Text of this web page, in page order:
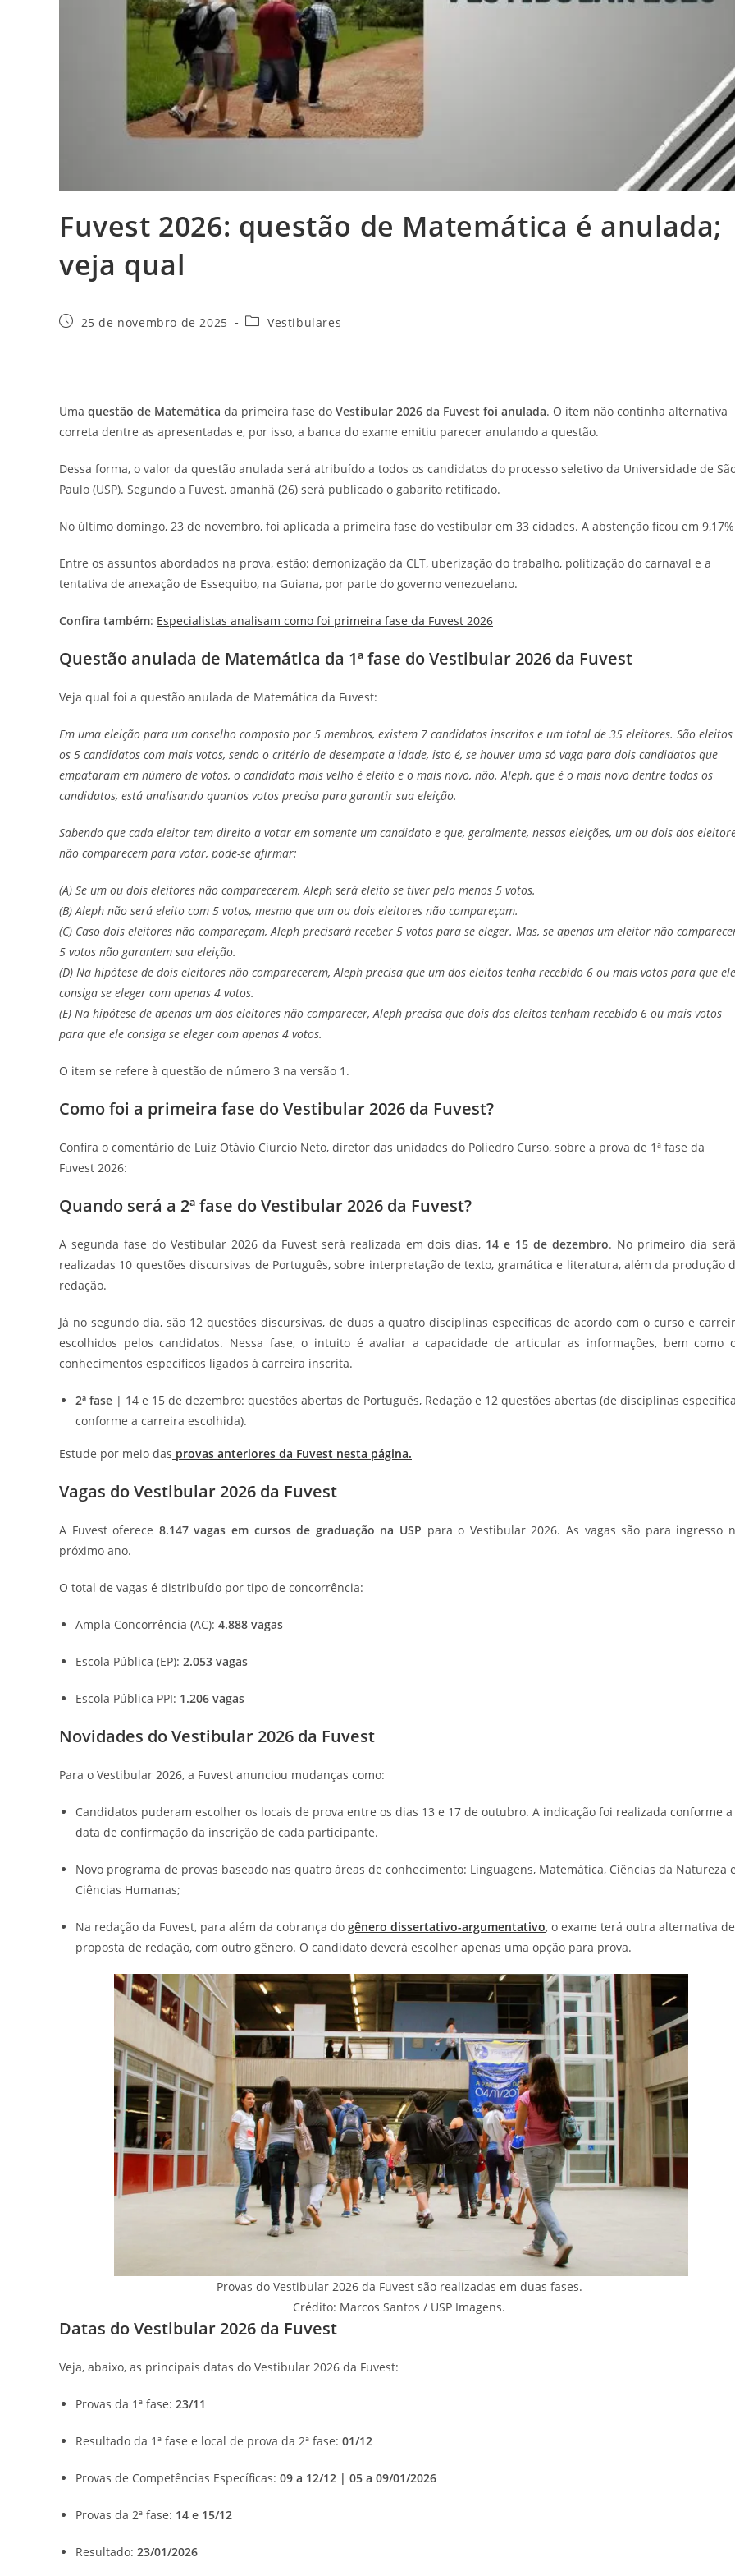
Fuvest 2026: questão de Matemática é anulada;
veja qual
Post25 de novembro de 2025
Categoria
Vestibulares
Uma questão de Matemática da primeira fase do Vestibular 2026 da Fuvest foi anulada. O item não continha alternativa
correta dentre as apresentadas e, por isso, a banca do exame emitiu parecer anulando a questão.
Dessa forma, o valor da questão anulada será atribuído a todos os candidatos do processo seletivo da Universidade de
Paulo (USP). Segundo a Fuvest, amanhã (26) será publicado o gabarito retificado.
No último domingo, 23 de novembro, foi aplicada a primeira fase do vestibular em 33 cidades. A abstenção ficou em
Entre os assuntos abordados na prova, estão: demonização da CLT, uberização do trabalho, politização do carnaval e a
tentativa de anexação de Essequibo, na Guiana, por parte do governo venezuelano.
Confira também: Especialistas analisam como foi primeira fase da Fuvest 2026
Questão anulada de Matemática da 1ª fase do Vestibular 2026 da Fuvest
Veja qual foi a questão anulada de Matemática da Fuvest:
Em uma eleição para um conselho composto por 5 membros, existem 7 candidatos inscritos e um total de 35 eleitores. São eleitos
os 5 candidatos com mais votos, sendo o critério de desempate a idade, isto é, se houver uma só vaga para dois candidatos que
empataram em número de votos, o candidato mais velho é eleito e o mais novo, não. Aleph, que é o mais novo dentre todos os
candidatos, está analisando quantos votos precisa para garantir sua eleição.
Sabendo que cada eleitor tem direito a votar em somente um candidato e que, geralmente, nessas eleições, um ou dois dos
não comparecem para votar, pode-se afirmar:
(A) Se um ou dois eleitores não comparecerem, Aleph será eleito se tiver pelo menos 5 votos.
(B) Aleph não será eleito com 5 votos, mesmo que um ou dois eleitores não compareçam.
(C) Caso dois eleitores não compareçam, Aleph precisará receber 5 votos para se eleger. Mas, se apenas um eleitor não
5 votos não garantem sua eleição.
(D) Na hipótese de dois eleitores não comparecerem, Aleph precisa que um dos eleitos tenha recebido 6 ou mais votos para que ele
consiga se eleger com apenas 4 votos.
(E) Na hipótese de apenas um dos eleitores não comparecer, Aleph precisa que dois dos eleitos tenham recebido 6 ou mais votos
para que ele consiga se eleger com apenas 4 votos.
O item se refere à questão de número 3 na versão 1.
Como foi a primeira fase do Vestibular 2026 da Fuvest?
Confira o comentário de Luiz Otávio Ciurcio Neto, diretor das unidades do Poliedro Curso, sobre a prova de 1ª fase da
Fuvest 2026:
Quando será a 2ª fase do Vestibular 2026 da Fuvest?
A segunda fase do Vestibular 2026 da Fuvest será realizada em dois dias, 14 e 15 de dezembro. No primeiro dia
realizadas 10 questões discursivas de Português, sobre interpretação de texto, gramática e literatura, além da produção
redação.
Já no segundo dia, são 12 questões discursivas, de duas a quatro disciplinas específicas de acordo com o curso e
escolhidos pelos candidatos. Nessa fase, o intuito é avaliar a capacidade de articular as informações, bem como
conhecimentos específicos ligados à carreira inscrita.
2ª fase | 14 e 15 de dezembro: questões abertas de Português, Redação e 12 questões abertas (de disciplinas
conforme a carreira escolhida).
Estude por meio das provas anteriores da Fuvest nesta página.
Vagas do Vestibular 2026 da Fuvest
A Fuvest oferece 8.147 vagas em cursos de graduação na USP para o Vestibular 2026. As vagas são para ingresso
próximo ano.
O total de vagas é distribuído por tipo de concorrência:
Ampla Concorrência (AC): 4.888 vagas
Escola Pública (EP): 2.053 vagas
Escola Pública PPI: 1.206 vagas
Novidades do Vestibular 2026 da Fuvest
Para o Vestibular 2026, a Fuvest anunciou mudanças como:
Candidatos puderam escolher os locais de prova entre os dias 13 e 17 de outubro. A indicação foi realizada conforme a
data de confirmação da inscrição de cada participante.
Novo programa de provas baseado nas quatro áreas de conhecimento: Linguagens, Matemática, Ciências da Natureza
Ciências Humanas;
Na redação da Fuvest, para além da cobrança do gênero dissertativo-argumentativo, o exame terá outra alternativa de
proposta de redação, com outro gênero. O candidato deverá escolher apenas uma opção para prova.
Provas do Vestibular 2026 da Fuvest são realizadas em duas fases.
Crédito: Marcos Santos / USP Imagens.
Datas do Vestibular 2026 da Fuvest
Veja, abaixo, as principais datas do Vestibular 2026 da Fuvest:
Provas da 1ª fase: 23/11
Resultado da 1ª fase e local de prova da 2ª fase: 01/12
Provas de Competências Específicas: 09 a 12/12 | 05 a 09/01/2026
Provas da 2ª fase: 14 e 15/12
Resultado: 23/01/2026